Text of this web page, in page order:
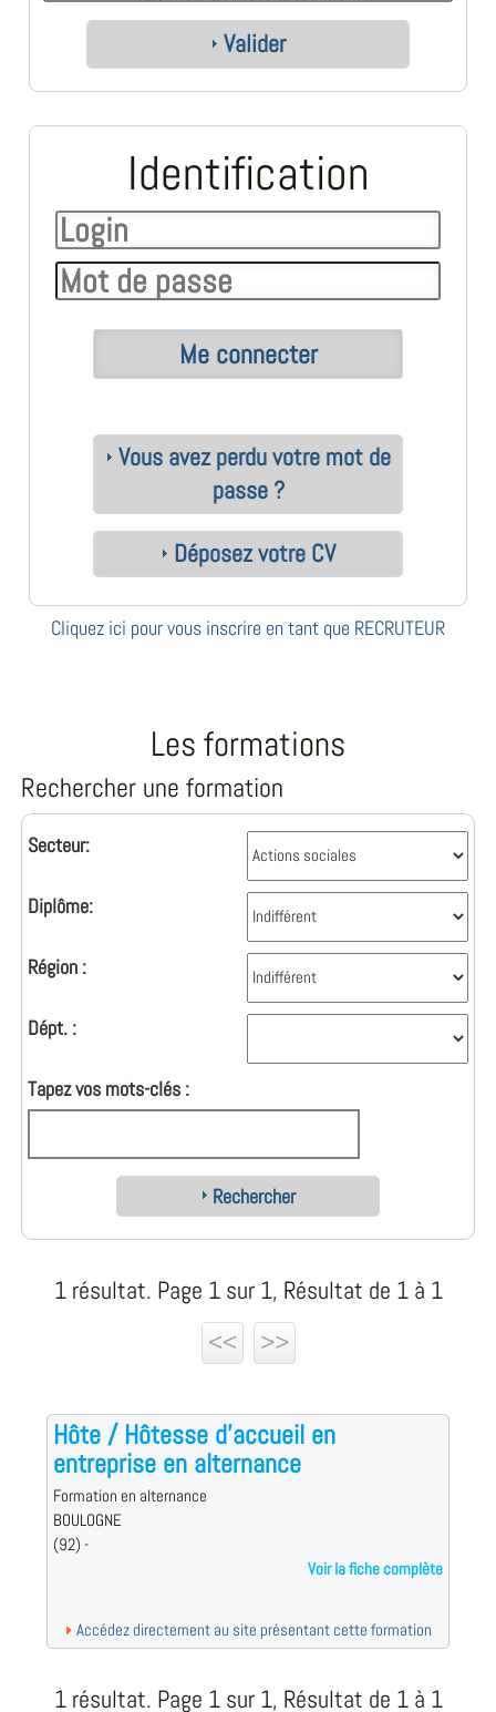
Valider
Identification
Vous avez perdu votre mot de
passe ?
Déposez votre CV
Cliquez ici pour vous inscrire en tant que RECRUTEUR
Les formations
Rechercher une formation
Secteur:
Diplôme:
Région :
Dépt. :
Tapez vos mots-clés :
Rechercher
1 résultat. Page 1 sur 1, Résultat de 1 à 1
<<
>>
Hôte / Hôtesse d'accueil en
entreprise en alternance
Formation en alternance
BOULOGNE
(92) -
Voir la fiche complète
Accédez directement au site présentant cette formation
1 résultat. Page 1 sur 1, Résultat de 1 à 1